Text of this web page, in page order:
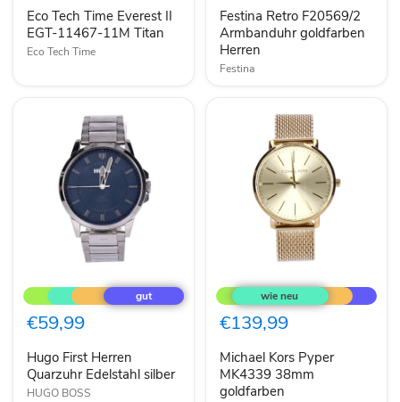
11467-
11M
Titan
Eco Tech Time Everest II
EGT-11467-11M Titan
Eco Tech Time
Festina Retro F20569/2
Armbanduhr goldfarben
Herren
Festina
First
Herren
Quarzuhr
Edelstahl
€59,99
Hugo First Herren
Quarzuhr Edelstahl silber
HUGO BOSS
Kors
Pyper
MK4339
38mm
€139,99
Michael Kors Pyper
MK4339 38mm
goldfarben